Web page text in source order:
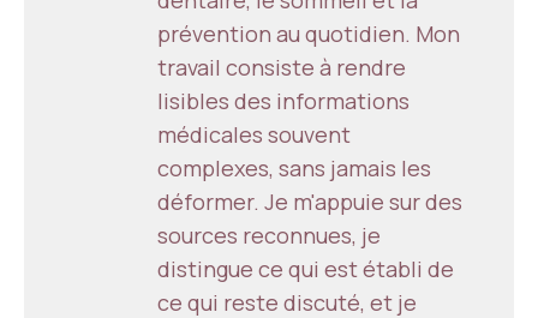
prévention au quotidien. Mon
travail consiste à rendre
lisibles des informations
médicales souvent
complexes, sans jamais les
déformer. Je m'appuie sur des
sources reconnues, je
distingue ce qui est établi de
ce qui reste discuté, et je